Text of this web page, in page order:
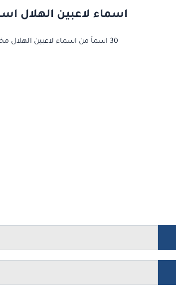
اسماء لاعبين الهلال
30 اسماً من اسماء لاعبين الهلال مختارة بعناية — انقر على أي اسم لنسخه مجاناً لحساباتك.